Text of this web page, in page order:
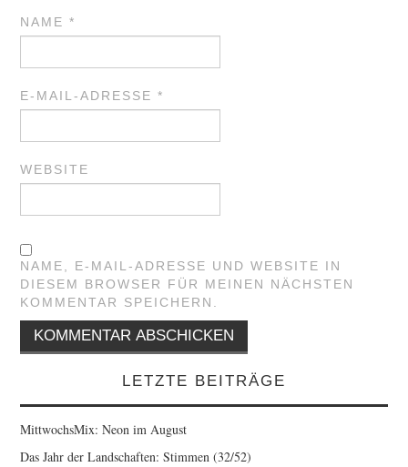
NAME*
E-MAIL-ADRESSE*
WEBSITE
NAME, E-MAIL-ADRESSE UND WEBSITE IN
DIESEM BROWSER FÜR MEINEN NÄCHSTEN
KOMMENTAR SPEICHERN.
LETZTE BEITRÄGE
MittwochsMix: Neon im August
Das Jahr der Landschaften: Stimmen (32/52)